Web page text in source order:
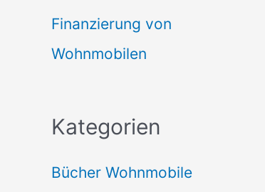
Finanzierung von
Wohnmobilen
Kategorien
Bücher Wohnmobile